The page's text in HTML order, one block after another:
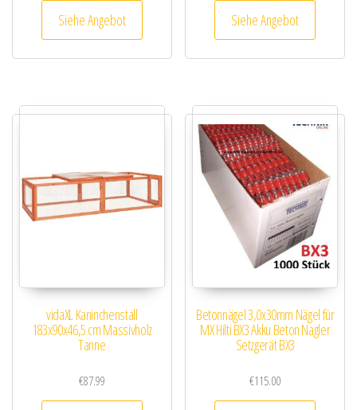
Siehe Angebot Siehe Angebot
vidaXL Kaninchenstall
183x90x46,5 cm Massivholz
Tanne
€87.99
Betonnägel 3,0x30mm Nägel für
MX Hilti BX3 Akku Beton Nagler
Setzgerät BX3
€115.00